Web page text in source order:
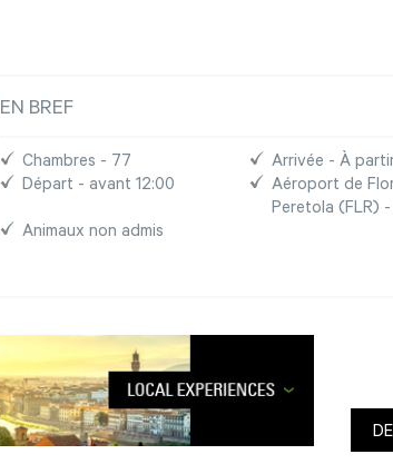
EN BREF
Chambres - 77
Arrivée - À
Départ - avant 12:00
Aéroport de
Peretola (FLR)
Animaux non admis